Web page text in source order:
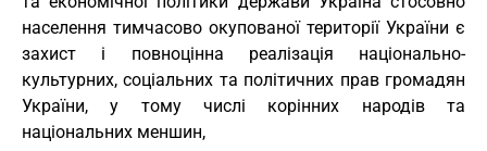
населення тимчасово окупованої території України є
захист і повноцінна реалізація національно-
культурних, соціальних та політичних прав громадян
України, у тому числі корінних народів та
національних меншин,